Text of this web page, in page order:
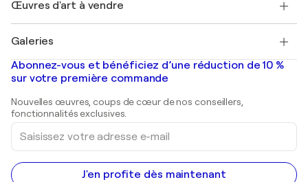
Marc Chagall
Banksy
Mr. Brainwash
Shepard Fairey
Œuvres d'art à vendre
Tableaux abstraits à vendre
Peintures de paysage
Estampes
Peintures acryliques
Galeries
Galeries d'art en France
Galeries d'art en Belgique
Abonnez-vous et bénéficiez d’une réduction de 10 %
sur votre première commande
Nouvelles œuvres, coups de cœur de nos conseillers,
fonctionnalités exclusives.
Saisissez
votre
adresse
e-
mail
J'en profite dès maintenant